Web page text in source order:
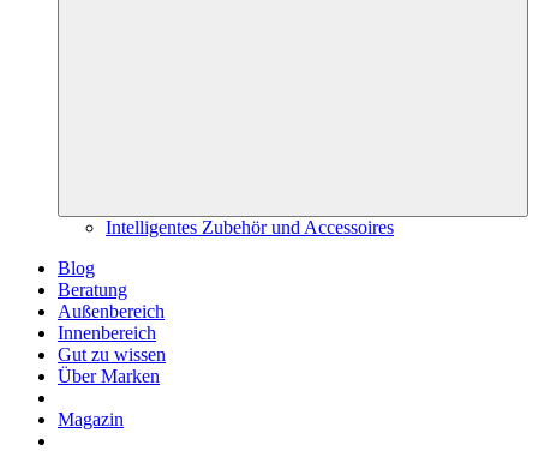
Intelligentes Zubehör und Accessoires
Blog
Beratung
Außenbereich
Innenbereich
Gut zu wissen
Über Marken
Magazin